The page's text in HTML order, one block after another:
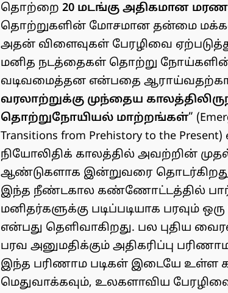
தொற்றை 20 மடங்கு அதிகமான மரண
தொற்றுகளின் மோசமான தன்மை
அதன் விளைவுகள் பேரழிவை
மனித நடத்தைகள் தொற்று
வடிவமைத்தன என்பதை
வரலாற்றுக்கு முந்தைய
தொற்றுநோயியல் மாற்றங்கள்”
Transitions from Prehistory to the
நியோலிதிக் காலத்தில் அவற்றின்
ஆண்டுகளாக இன்றுவரை
இந்த நீண்டகால கண்ணோட்டத்தில்
மனிதர்களுக்கு படிப்படியாக பரவும்
என்பது தெளிவாகிறது. பல புதிய
பரவ அனுமதிக்கும் அதிகரிப்பு
இந்த பரிணாம படிகள் இடையே
மெதுவாக்கவும், உலகளாவிய